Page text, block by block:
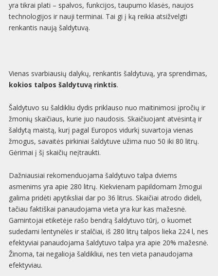
yra tikrai plati – spalvos, funkcijos, taupumo klasės, naujos
technologijos ir nauji terminai. Tai gi į ką reikia atsižvelgti
renkantis naują šaldytuvą.
Vienas svarbiausių dalykų, renkantis šaldytuvą, yra sprendimas,
kokios talpos šaldytuvą rinktis.
Šaldytuvo su šaldikliu dydis priklauso nuo maitinimosi įpročių ir
žmonių skaičiaus, kurie juo naudosis. Skaičiuojant atvėsintą ir
šaldytą maistą, kurį pagal Europos vidurkį suvartoja vienas
žmogus, savaitės pirkiniai šaldytuve užima nuo 50 iki 80 litrų.
Gėrimai į šį skaičių neįtraukti.
Dažniausiai rekomenduojama šaldytuvo talpa dviems
asmenims yra apie 280 litrų. Kiekvienam papildomam žmogui
galima pridėti apytiksliai dar po 36 litrus. Skaičiai atrodo dideli,
tačiau faktiškai panaudojama vieta yra kur kas mažesnė.
Gamintojai etiketėje rašo bendrą šaldytuvo tūrį, o kuomet
sudedami lentynėlės ir stalčiai, iš 280 litrų talpos lieka 224 l, nes
efektyviai panaudojama šaldytuvo talpa yra apie 20% mažesnė.
Žinoma, tai negalioja šaldikliui, nes ten vieta panaudojama
efektyviau.